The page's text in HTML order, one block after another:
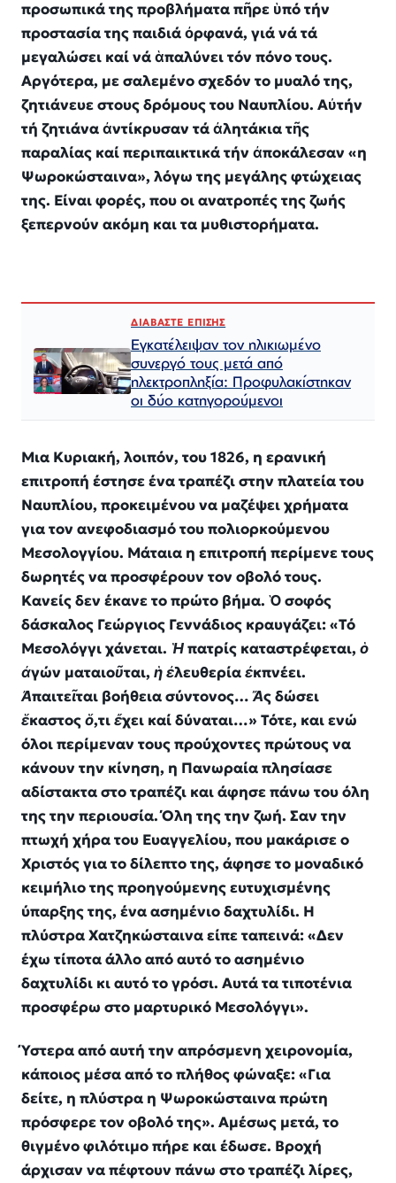
προσωπικά της προβλήματα πῆρε ὑπό τήν
προστασία της παιδιά ὀρφανά, γιά νά τά
μεγαλώσει καί νά ἁπαλύνει τόν πόνο τους.
Αργότερα, με σαλεμένο σχεδόν το μυαλό της,
ζητιάνευε στους δρόμους του Ναυπλίου. Αὐτήν
τή ζητιάνα ἀντίκρυσαν τά ἀλητάκια τῆς
παραλίας καί περιπαικτικά τήν ἀποκάλεσαν «η
Ψωροκώσταινα», λόγω της μεγάλης φτώχειας
της. Είναι φορές, που οι ανατροπές της ζωής
ξεπερνούν ακόμη και τα μυθιστορήματα.
ΔΙΑΒΑΣΤΕ ΕΠΙΣΗΣ
Εγκατέλειψαν τον ηλικιωμένο
συνεργό τους μετά από
ηλεκτροπληξία: Προφυλακίστηκαν
οι δύο κατηγορούμενοι
Μια Κυριακή, λοιπόν, του 1826, η ερανική
επιτροπή έστησε ένα τραπέζι στην πλατεία του
Ναυπλίου, προκειμένου να μαζέψει χρήματα
για τον ανεφοδιασμό του πολιορκούμενου
Μεσολογγίου. Μάταια η επιτροπή περίμενε τους
δωρητές να προσφέρουν τον οβολό τους.
Κανείς δεν έκανε το πρώτο βήμα. Ὁσοφός
δάσκαλος Γεώργιος Γεννάδιος κραυγάζει:«Τό
Μεσολόγγι χάνεται. Ἡπατρίς καταστρέφεται, ὁ
ἀγών ματαιοῦται, ἡἐλευθερίαἐκπνέει.
Ἀπαιτεῖται βοήθεια σύντονος…Ἄς δώσει
ἕκαστοςὅ,τιἔχει καί δύναται…» Τότε, και ενώ
όλοι περίμεναν τους προύχοντες πρώτους να
κάνουν την κίνηση, η Πανωραία πλησίασε
αδίστακτα στο τραπέζι και άφησε πάνω του όλη
της την περιουσία. Όλη της την ζωή. Σαν την
πτωχή χήρα του Ευαγγελίου, που μακάρισε ο
Χριστός για το δίλεπτο της, άφησε το μοναδικό
κειμήλιο της προηγούμενης ευτυχισμένης
ύπαρξης της, ένα ασημένιο δαχτυλίδι. Η
πλύστρα Χατζηκώσταινα είπε ταπεινά: «Δεν
έχω τίποτα άλλο από αυτό το ασημένιο
δαχτυλίδι κι αυτό το γρόσι. Αυτά τα τιποτένια
προσφέρω στο μαρτυρικό Μεσολόγγι».
Ύστερα από αυτή την απρόσμενη χειρονομία,
κάποιος μέσα από το πλήθος φώναξε: «Για
δείτε, η πλύστρα η Ψωροκώσταινα πρώτη
πρόσφερε τον οβολό της». Αμέσως μετά, το
θιγμένο φιλότιμο πήρε και έδωσε. Βροχή
άρχισαν να πέφτουν πάνω στο τραπέζι λίρες,